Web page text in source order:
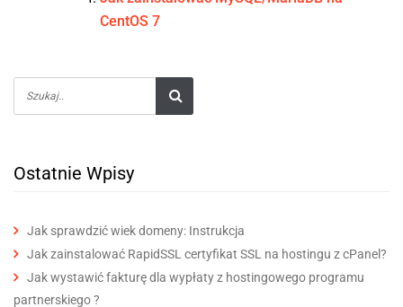
CentOS 7
Ostatnie Wpisy
Jak sprawdzić wiek domeny: Instrukcja
Jak zainstalować RapidSSL certyfikat SSL na hostingu z cPanel?
Jak wystawić fakturę dla wypłaty z hostingowego programu
partnerskiego ?